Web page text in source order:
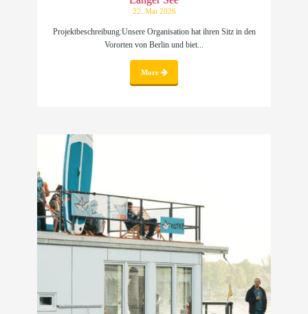
22. Mai 2026
Projektbeschreibung:Unsere Organisation hat ihren Sitz in den
Vororten von Berlin und biet...
More